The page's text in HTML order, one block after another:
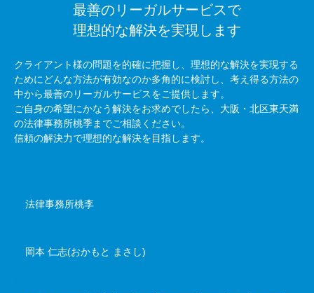
最善のリーガルサービスで
理想的な解決を実現します
クライアント様の問題を的確に把握し、理想的な解決を実現する
ためにどんな方法が有効なのか多角的に検討し、考え得る方法の
中から最善のリーガルサービスをご提供します。
ご自身の希望にかなう解決をお求めでしたら、大阪・北区東天満
の法律事務所桃季までご相談ください。
信頼の解決力で理想的な解決を目指します。
法律事務所桃李
岡本 仁志(おかもと まさし)